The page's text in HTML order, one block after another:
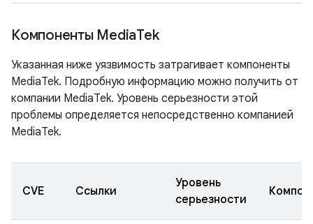
Компоненты MediaTek
Указанная ниже уязвимость затрагивает компоненты
MediaTek. Подробную информацию можно получить от
компании MediaTek. Уровень серьезности этой
проблемы определяется непосредственно компанией
MediaTek.
CVE Ссылки
Уровень
серьезности